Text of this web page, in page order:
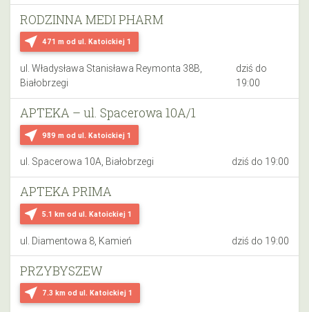
near_me 471 m od ul. Katoickiej 1
RODZINNA MEDI PHARM
ul. Władysława Stanisława Reymonta 38B,
Białobrzegi
dziś do
19:00
near_me 989 m od ul. Katoickiej 1
APTEKA – ul. Spacerowa 10A/1
ul. Spacerowa 10A, Białobrzegi dziś do 19:00
near_me 5.1 km od ul. Katoickiej 1
APTEKA PRIMA
ul. Diamentowa 8, Kamień dziś do 19:00
near_me 7.3 km od ul. Katoickiej 1
PRZYBYSZEW